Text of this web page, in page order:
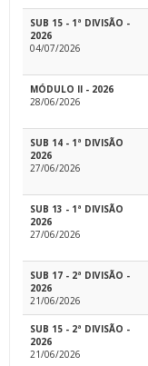
SUB 15 - 1ª DIVISÃO -
2026
04/07/2026
MÓDULO II - 2026
28/06/2026
SUB 14 - 1ª DIVISÃO
2026
27/06/2026
SUB 13 - 1ª DIVISÃO
2026
27/06/2026
SUB 17 - 2ª DIVISÃO -
2026
21/06/2026
SUB 15 - 2ª DIVISÃO -
2026
21/06/2026